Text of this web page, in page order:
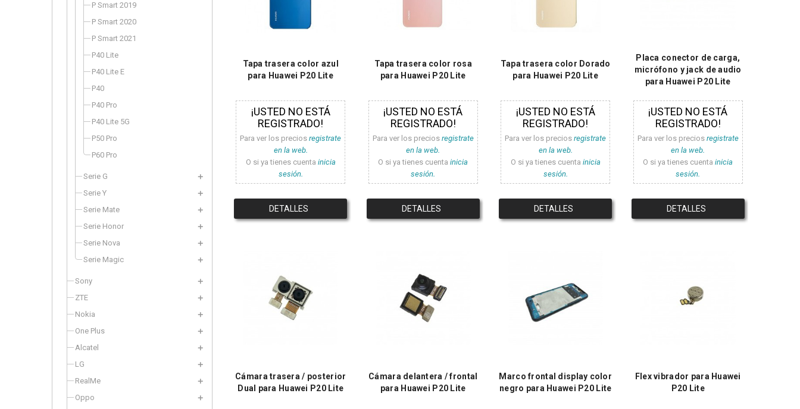
P Smart 2019
P Smart 2020
P Smart 2021
P40 Lite
P40 Lite E
P40
P40 Pro
P40 Lite 5G
P50 Pro
P60 Pro
Serie G
Serie Y
Serie Mate
Serie Honor
Serie Nova
Serie Magic
Sony
ZTE
Nokia
One Plus
Alcatel
LG
RealMe
Oppo
Tapa trasera color azul
para Huawei P20 Lite
¡USTED NO ESTÁ
REGISTRADO!
Para ver los preciosregistrate
en la web.
O si ya tienes cuenta inicia
sesión.
DETALLES
Tapa trasera color rosa
para Huawei P20 Lite
¡USTED NO ESTÁ
REGISTRADO!
Para ver los precios registrate
en la web.
O si ya tienes cuentainicia
sesión.
DETALLES
Tapa trasera color Dorado
para Huawei P20 Lite
¡USTED NO ESTÁ
REGISTRADO!
Para ver los preciosregistrate
en la web.
O si ya tienes cuenta inicia
sesión.
DETALLES
Placa conector de carga,
micrófono y jack de audio
para Huawei P20 Lite
¡USTED NO ESTÁ
REGISTRADO!
Para ver los precios registrate
en la web.
O si ya tienes cuentainicia
sesión.
DETALLES
Cámara trasera / posterior
Dual para Huawei P20 Lite
Cámara delantera / frontal
para Huawei P20 Lite
Marco frontal display color
negro para Huawei P20 Lite
Flex vibrador para Huawei
P20 Lite